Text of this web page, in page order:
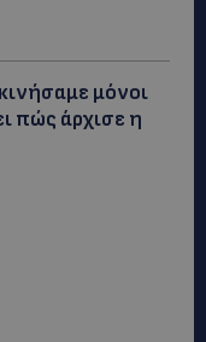
μόνοι
πώς άρχισε η